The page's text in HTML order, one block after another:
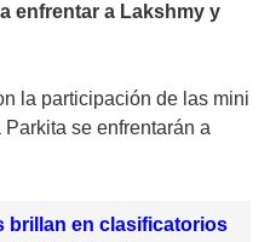
enfrentar a Lakshmy y
la participación de las mini
se enfrentarán a
brillan en clasificatorios